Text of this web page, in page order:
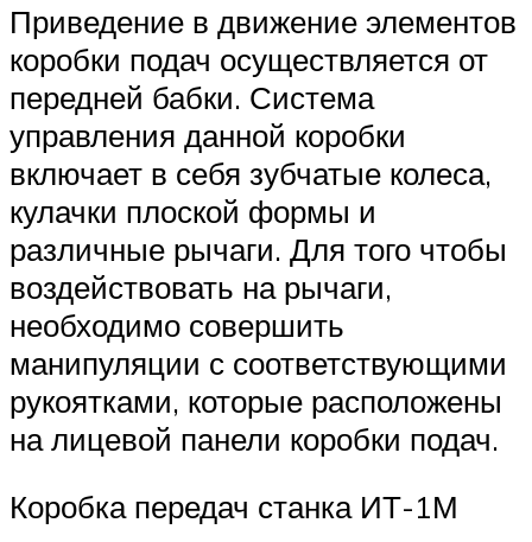
Приведение в движение элементов
коробки подач осуществляется от
передней бабки. Система
управления данной коробки
включает в себя зубчатые колеса,
кулачки плоской формы и
различные рычаги. Для того чтобы
воздействовать на рычаги,
необходимо совершить
манипуляции с соответствующими
рукоятками, которые расположены
на лицевой панели коробки подач.
Коробка передач станка ИТ-1М